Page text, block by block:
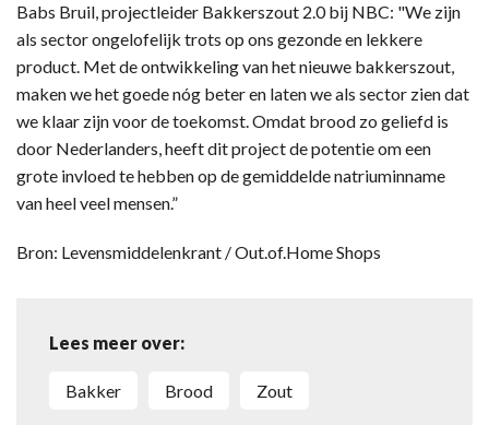
Babs Bruil, projectleider Bakkerszout 2.0 bij NBC: "We zijn
als sector ongelofelijk trots op ons gezonde en lekkere
product. Met de ontwikkeling van het nieuwe bakkerszout,
maken we het goede nóg beter en laten we als sector zien dat
we klaar zijn voor de toekomst. Omdat brood zo geliefd is
door Nederlanders, heeft dit project de potentie om een
grote invloed te hebben op de gemiddelde natriuminname
van heel veel mensen.”
Bron: Levensmiddelenkrant / Out.of.Home Shops
Lees meer over:
bakker brood zout